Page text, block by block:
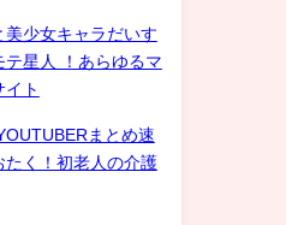
美少女キャラだいす
テ星人 ！あらゆるマ
イト
まとめ速
く！初老人の介護